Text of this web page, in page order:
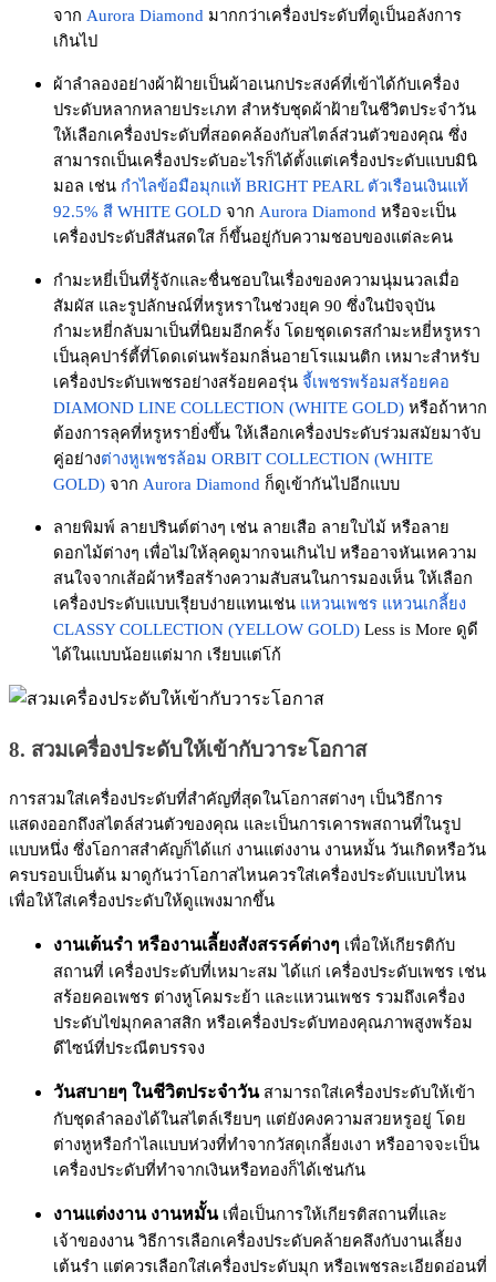
จาก Aurora Diamond มากกว่าเครื่องประดับที่ดูเป็นอลังการ
เกินไป
ผ้าลำลองอย่างผ้าฝ้ายเป็นผ้าอเนกประสงค์ที่เข้าได้กับเครื่อง
ประดับหลากหลายประเภท สำหรับชุดผ้าฝ้ายในชีวิตประจำวัน
ให้เลือกเครื่องประดับที่สอดคล้องกับสไตล์ส่วนตัวของคุณ ซึ่ง
สามารถเป็นเครื่องประดับอะไรก็ได้ตั้งแต่เครื่องประดับแบบมินิ
มอล เช่น กำไลข้อมือมุกแท้ BRIGHT PEARL ตัวเรือนเงินแท้
92.5% สี WHITE GOLD จาก Aurora Diamond หรือจะเป็น
เครื่องประดับสีสันสดใส ก็ขึ้นอยู่กับความชอบของแต่ละคน
กำมะหยี่เป็นที่รู้จักและชื่นชอบในเรื่องของความนุ่มนวลเมื่อ
สัมผัส และรูปลักษณ์ที่หรูหราในช่วงยุค 90 ซึ่งในปัจจุบัน
กำมะหยี่กลับมาเป็นที่นิยมอีกครั้ง โดยชุดเดรสกำมะหยี่หรูหรา
เป็นลุคปาร์ตี้ที่โดดเด่นพร้อมกลิ่นอายโรแมนติก เหมาะสำหรับ
เครื่องประดับเพชรอย่างสร้อยคอรุ่น จี้เพชรพร้อมสร้อยคอ
DIAMOND LINE COLLECTION (WHITE GOLD) หรือถ้าหาก
ต้องการลุคที่หรูหรายิ่งขึ้น ให้เลือกเครื่องประดับร่วมสมัยมาจับ
คู่อย่างต่างหูเพชรล้อม ORBIT COLLECTION (WHITE
GOLD) จาก Aurora Diamond ก็ดูเข้ากันไปอีกแบบ
ลายพิมพ์ ลายปรินต์ต่างๆ เช่น ลายเสือ ลายใบไม้ หรือลาย
ดอกไม้ต่างๆ เพื่อไม่ให้ลุคดูมากจนเกินไป หรืออาจหันเหความ
สนใจจากเส้อผ้าหรือสร้างความสับสนในการมองเห็น ให้เลือก
เครื่องประดับแบบเรีุยบง่ายแทนเช่น แหวนเพชร แหวนเกลี้ยง
CLASSY COLLECTION (YELLOW GOLD) Less is More ดูดี
ได้ในแบบน้อยแต่มาก เรียบแต่โก้
8. สวมเครื่องประดับให้เข้ากับวาระโอกาส
การสวมใส่เครื่องประดับที่สำคัญที่สุดในโอกาสต่างๆ เป็นวิธีการ
แสดงออกถึงสไตล์ส่วนตัวของคุณ และเป็นการเคารพสถานที่ในรูป
แบบหนึ่ง ซึ่งโอกาสสำคัญก็ได้แก่ งานแต่งงาน งานหมั้น วันเกิดหรือวัน
ครบรอบเป็นต้น มาดูกันว่าโอกาสไหนควรใส่เครื่องประดับแบบไหน
เพื่อให้ใส่เครื่องประดับให้ดูแพงมากขึ้น
งานเต้นรำ หรืองานเลี้ยงสังสรรค์ต่างๆ เพื่อให้เกียรติกับ
สถานที่ เครื่องประดับที่เหมาะสม ได้แก่ เครื่องประดับเพชร เช่น
สร้อยคอเพชร ต่างหูโคมระย้า และแหวนเพชร รวมถึงเครื่อง
ประดับไข่มุกคลาสสิก หรือเครื่องประดับทองคุณภาพสูงพร้อม
ดีไซน์ที่ประณีตบรรจง
วันสบายๆ ในชีวิตประจำวันสามารถใส่เครื่องประดับให้เข้า
กับชุดลำลองได้ในสไตล์เรียบๆ แต่ยังคงความสวยหรูอยู่ โดย
ต่างหูหรือกำไลแบบห่วงที่ทำจากวัสดุเกลี้ยงเงา หรืออาจจะเป็น
เครื่องประดับที่ทำจากเงินหรือทองก็ได้เช่นกัน
งานแต่งงาน งานหมั้นเพื่อเป็นการให้เกียรติสถานที่และ
เจ้าของงาน วิธีการเลือกเครื่องประดับคล้ายคลึงกับงานเลี้ยง
เต้นรำ แต่ควรเลือกใส่เครื่องประดับมุก หรือเพชรละเอียดอ่อนที่